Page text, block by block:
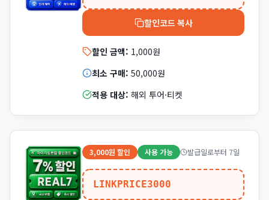
할인코드 복사
할인 금액: 1,000원
최소 구매: 50,000원
적용 대상: 해외 투어·티켓
3,000원 할인 사용 가능 발급일로부터 7일
LINKPRICE3000